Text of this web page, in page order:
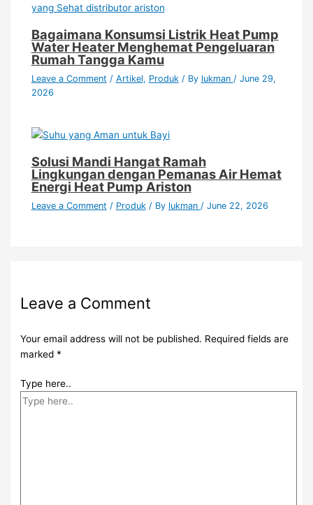
Bagaimana Konsumsi Listrik Heat Pump
Water Heater Menghemat Pengeluaran
Rumah Tangga Kamu
Leave a Comment / Artikel, Produk/ By lukman / June 29,
2026
Solusi Mandi Hangat Ramah
Lingkungan dengan Pemanas Air Hemat
Energi Heat Pump Ariston
Leave a Comment / Produk/ By lukman / June 22, 2026
Leave a Comment
Your email address will not be published. Required fields are
marked *
Type here..